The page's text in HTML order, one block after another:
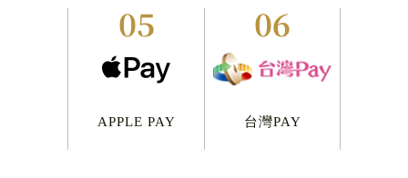
05
APPLE PAY
06
台灣PAY